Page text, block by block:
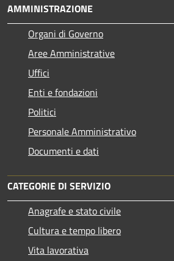
AMMINISTRAZIONE
Organi di Governo
Aree Amministrative
Uffici
Enti e fondazioni
Politici
Personale Amministrativo
Documenti e dati
CATEGORIE DI SERVIZIO
Anagrafe e stato civile
Cultura e tempo libero
Vita lavorativa